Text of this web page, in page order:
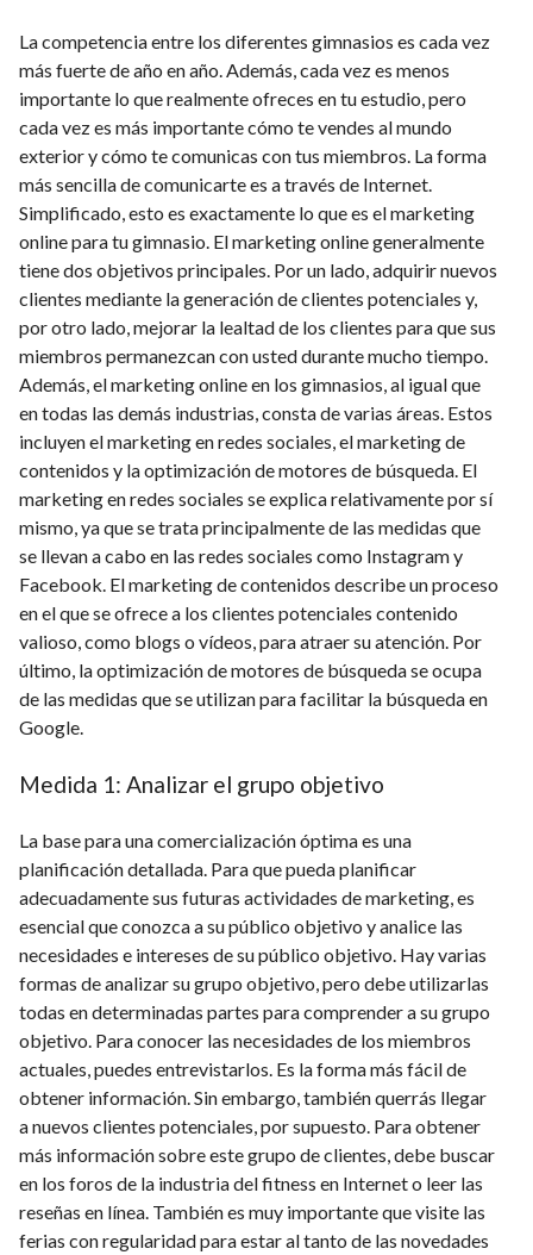
La competencia entre los diferentes gimnasios es cada vez
más fuerte de año en año. Además, cada vez es menos
importante lo que realmente ofreces en tu estudio, pero
cada vez es más importante cómo te vendes al mundo
exterior y cómo te comunicas con tus miembros. La forma
más sencilla de comunicarte es a través de Internet.
Simplificado, esto es exactamente lo que es el marketing
online para tu gimnasio. El marketing online generalmente
tiene dos objetivos principales. Por un lado, adquirir nuevos
clientes mediante la generación de clientes potenciales y,
por otro lado, mejorar la lealtad de los clientes para que sus
miembros permanezcan con usted durante mucho tiempo.
Además, el marketing online en los gimnasios, al igual que
en todas las demás industrias, consta de varias áreas. Estos
incluyen el marketing en redes sociales, el marketing de
contenidos y la optimización de motores de búsqueda. El
marketing en redes sociales se explica relativamente por sí
mismo, ya que se trata principalmente de las medidas que
se llevan a cabo en las redes sociales como Instagram y
Facebook. El marketing de contenidos describe un proceso
en el que se ofrece a los clientes potenciales contenido
valioso, como blogs o vídeos, para atraer su atención. Por
último, la optimización de motores de búsqueda se ocupa
de las medidas que se utilizan para facilitar la búsqueda en
Google.
Medida 1: Analizar el grupo objetivo
La base para una comercialización óptima es una
planificación detallada. Para que pueda planificar
adecuadamente sus futuras actividades de marketing, es
esencial que conozca a su público objetivo y analice las
necesidades e intereses de su público objetivo. Hay varias
formas de analizar su grupo objetivo, pero debe utilizarlas
todas en determinadas partes para comprender a su grupo
objetivo. Para conocer las necesidades de los miembros
actuales, puedes entrevistarlos. Es la forma más fácil de
obtener información. Sin embargo, también querrás llegar
a nuevos clientes potenciales, por supuesto. Para obtener
más información sobre este grupo de clientes, debe buscar
en los foros de la industria del fitness en Internet o leer las
reseñas en línea. También es muy importante que visite las
ferias con regularidad para estar al tanto de las novedades